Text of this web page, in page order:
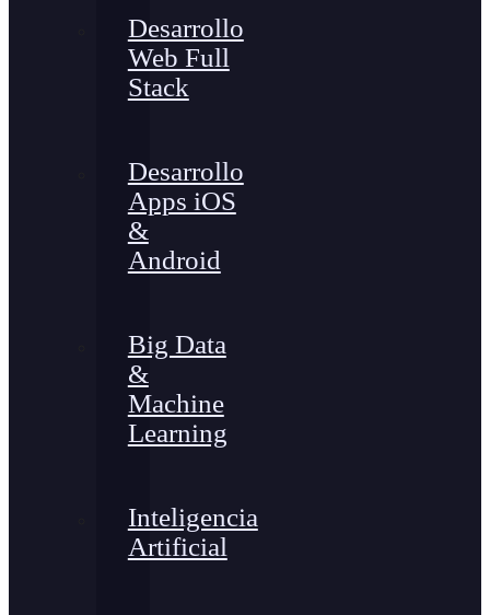
Desarrollo
Web Full
Stack
Desarrollo
Apps iOS
&
Android
Big Data
&
Machine
Learning
Inteligencia
Artificial